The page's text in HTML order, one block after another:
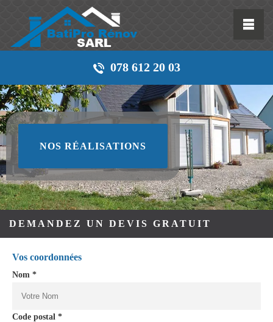
078 612 20 03
NOS RÉALISATIONS
DEMANDEZ UN DEVIS GRATUIT
Vos coordonnées
Nom *
Code postal *